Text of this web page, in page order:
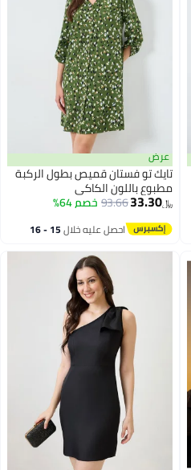
2
عرض
تايك تو فستان قميص بطول الركبة
مطبوع باللون الكاكي
﷼‏33.30
93.66خصم 64%
احصل عليه خلال 15 - 16